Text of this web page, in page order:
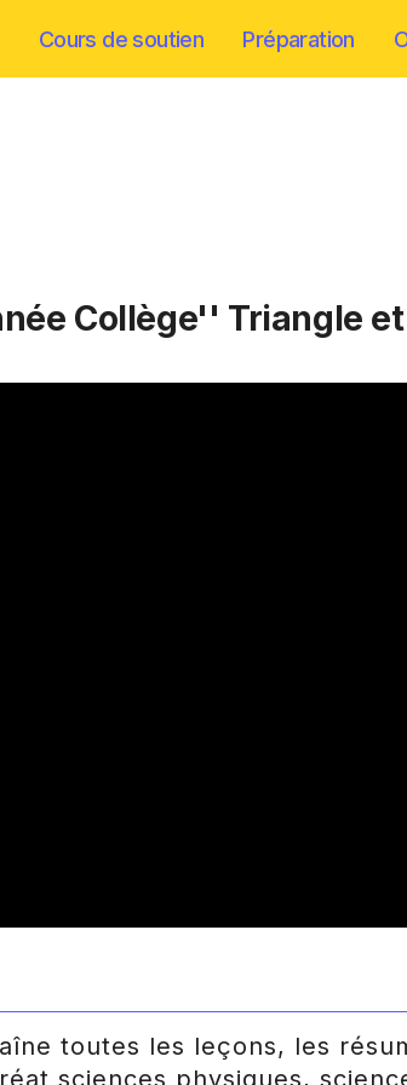
Cours de soutien Préparation
toutes les leçons, les
sciences physiques,